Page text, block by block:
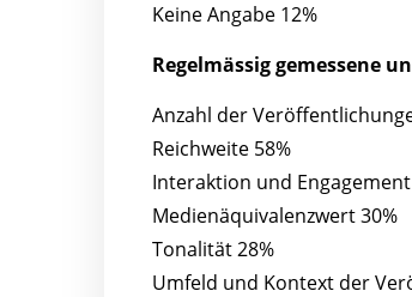
Keine Angabe 12%
Regelmässig gemessene
Anzahl der
Reichweite 58%
Interaktion und Engagement
Medienäquivalenzwert 30%
Tonalität 28%
Umfeld und Kontext der